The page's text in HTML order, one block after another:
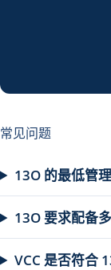
常见问题
13O 的最低管
13O 要求配备
VCC 是否符合